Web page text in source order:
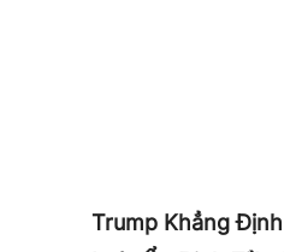
Trump Khẳng